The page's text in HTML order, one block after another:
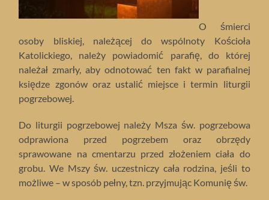
O śmierci
osoby bliskiej, należącej do wspólnoty Kościoła
Katolickiego, należy powiadomić parafię, do której
należał zmarły, aby odnotować ten fakt w parafialnej
księdze zgonów oraz ustalić miejsce i termin liturgii
pogrzebowej.
Do liturgii pogrzebowej należy Msza św. pogrzebowa
odprawiona przed pogrzebem oraz obrzędy
sprawowane na cmentarzu przed złożeniem ciała do
grobu. We Mszy św. uczestniczy cała rodzina, jeśli to
możliwe – w sposób pełny, tzn. przyjmując Komunię św.